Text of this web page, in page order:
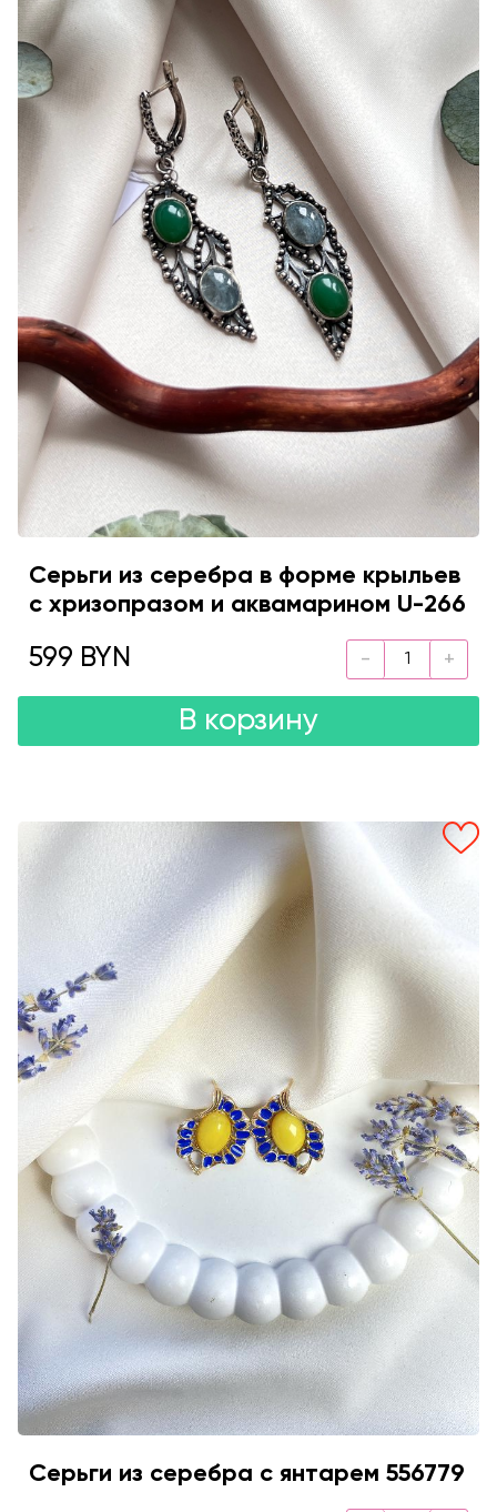
Серьги из серебра в форме крыльев
с хризопразом и аквамарином U-266
599 BYN
В корзину
Серьги из серебра с янтарем 556779